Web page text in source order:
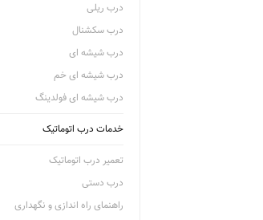
درب ریلی
درب سکشنال
درب شیشه ای
درب شیشه ای خم
درب شیشه ای فولدینگ
خدمات درب اتوماتیک
تعمیر درب اتوماتیک
درب دستی
راهنمای راه اندازی و نگهداری